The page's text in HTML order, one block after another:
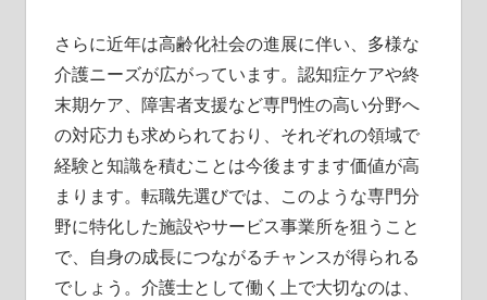
さらに近年は高齢化社会の進展に伴い、多様な
介護ニーズが広がっています。認知症ケアや終
末期ケア、障害者支援など専門性の高い分野へ
の対応力も求められており、それぞれの領域で
経験と知識を積むことは今後ますます価値が高
まります。転職先選びでは、このような専門分
野に特化した施設やサービス事業所を狙うこと
で、自身の成長につながるチャンスが得られる
でしょう。介護士として働く上で大切なのは、